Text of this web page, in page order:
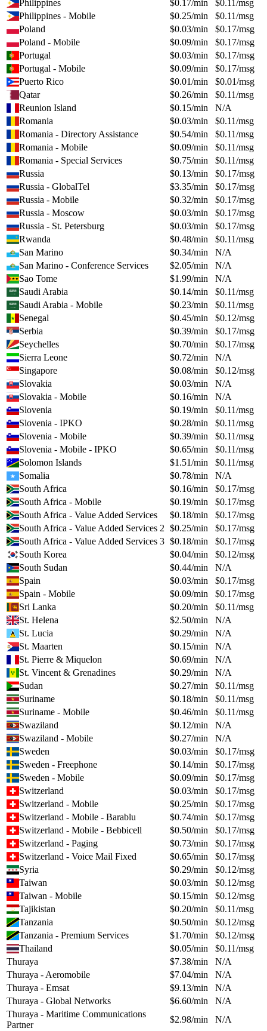
Philippines $0.17/min $0.11 /msg
Philippines - Mobile
$0.25/min $0.11/msg
Poland
$0.03/min $0.17/msg
Poland - Mobile
$0.09/min $0.17/msg
Portugal
$0.03/min $0.17/msg
Portugal - Mobile
$0.09/min $0.17/msg
Puerto Rico
$0.01/min $0.01/msg
Qatar
$0.26/min $0.11/msg
Reunion Island
$0.15/min
N/A
Romania
$0.03/min $0.11/msg
Romania - Directory Assistance
$0.54/min $0.11/msg
Romania - Mobile
$0.09/min $0.11/msg
Romania - Special Services
$0.75/min $0.11/msg
Russia
$0.13/min $0.17/msg
Russia - GlobalTel
$3.35/min $0.17/msg
Russia - Mobile
$0.32/min $0.17/msg
Russia - Moscow
$0.03/min $0.17/msg
Russia - St. Petersburg
$0.03/min $0.17/msg
Rwanda
$0.48/min $0.11/msg
San Marino
$0.34/min
N/A
San Marino - Conference Services
$2.05/min
N/A
Sao Tome
$1.99/min
N/A
Saudi Arabia
$0.14/min $0.11/msg
Saudi Arabia - Mobile
$0.23/min $0.11/msg
Senegal
$0.45/min $0.12/msg
Serbia
$0.39/min $0.17/msg
Seychelles
$0.70/min $0.17/msg
Sierra Leone
$0.72/min
N/A
Singapore
$0.08/min $0.12/msg
Slovakia
$0.03/min
N/A
Slovakia - Mobile
$0.16/min
N/A
Slovenia
$0.19/min $0.11/msg
Slovenia - IPKO
$0.28/min $0.11/msg
Slovenia - Mobile
$0.39/min $0.11/msg
Slovenia - Mobile - IPKO
$0.65/min $0.11/msg
Solomon Islands
$1.51/min $0.11/msg
Somalia
$0.78/min
N/A
South Africa
$0.16/min $0.17/msg
South Africa - Mobile
$0.19/min $0.17/msg
South Africa - Value Added Services
$0.18/min $0.17/msg
South Africa - Value Added Services 2 $0.25/min $0.17/msg
South Africa - Value Added Services 3 $0.18/min $0.17/msg
South Korea
$0.04/min $0.12/msg
South Sudan
$0.44/min
N/A
Spain
$0.03/min $0.17/msg
Spain - Mobile
$0.09/min $0.17/msg
Sri Lanka
$0.20/min $0.11/msg
St. Helena
$2.50/min
N/A
St. Lucia
$0.29/min
N/A
St. Maarten
$0.15/min
N/A
St. Pierre & Miquelon
$0.69/min
N/A
St. Vincent & Grenadines
$0.29/min
N/A
Sudan
$0.27/min $0.11/msg
Suriname
$0.18/min $0.11/msg
Suriname - Mobile
$0.46/min $0.11/msg
Swaziland
$0.12/min
N/A
Swaziland - Mobile
$0.27/min
N/A
Sweden
$0.03/min $0.17/msg
Sweden - Freephone
$0.14/min $0.17/msg
Sweden - Mobile
$0.09/min $0.17/msg
Switzerland
$0.03/min $0.17/msg
Switzerland - Mobile
$0.25/min $0.17/msg
Switzerland - Mobile - Barablu
$0.74/min $0.17/msg
Switzerland - Mobile - Bebbicell
$0.50/min $0.17/msg
Switzerland - Paging
$0.73/min $0.17/msg
Switzerland - Voice Mail Fixed
$0.65/min $0.17/msg
Syria
$0.29/min $0.12/msg
Taiwan
$0.03/min $0.12/msg
Taiwan - Mobile
$0.15/min $0.12/msg
Tajikistan
$0.20/min $0.11/msg
Tanzania
$0.50/min $0.12/msg
Tanzania - Premium Services
$1.70/min $0.12/msg
Thailand
$0.05/min $0.11/msg
Thuraya
$7.38/min
N/A
Thuraya - Aeromobile
$7.04/min
N/A
Thuraya - Emsat
$9.13/min
N/A
Thuraya - Global Networks
$6.60/min
N/A
Thuraya - Maritime Communications
Partner
$2.98/min
N/A